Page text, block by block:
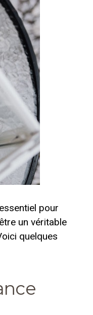
pour
un véritable
quelques